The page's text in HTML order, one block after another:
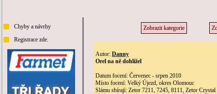
Chyby a návrhy
Registrace zde.
Zobrazit kategorie
Autor: Danny
Orel na ně dohlížel
Datum focení: Červenec - srpen 2010
Místo focení: Velký Újezd, okres Olomouc
Slámu sbírají: Zetor 7211, 7245, 8111, Zetor